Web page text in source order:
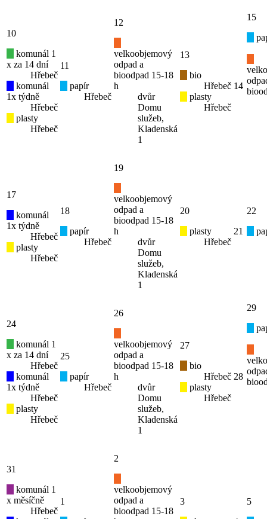
10
komunál 1
x za 14 dní
Hřebeč
komunál
1x týdně
Hřebeč
plasty
Hřebeč
11
papír
Hřebeč
12
velkoobjemový
odpad a
bioodpad 15-18
h
dvůr
Domu
služeb,
Kladenská
1
13
bio
Hřebeč
plasty
Hřebeč
14
15
17
komunál
1x týdně
Hřebeč
plasty
Hřebeč
18
papír
Hřebeč
19
velkoobjemový
odpad a
bioodpad 15-18
h
dvůr
Domu
služeb,
Kladenská
1
20
plasty
Hřebeč
21
22
24
komunál 1
x za 14 dní
Hřebeč
komunál
1x týdně
Hřebeč
plasty
Hřebeč
25
papír
Hřebeč
26
velkoobjemový
odpad a
bioodpad 15-18
h
dvůr
Domu
služeb,
Kladenská
1
27
bio
Hřebeč
plasty
Hřebeč
28
29
31
komunál 1
x měsíčně
Hřebeč
1
2
velkoobjemový
odpad a
bioodpad 15-18
3
5